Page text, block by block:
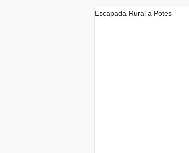
Escapada Rural a Potes